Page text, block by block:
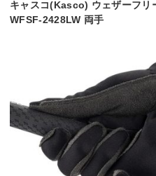
キャスコ(Kasco) ウェザーフリ
WFSF-2428LW 両手